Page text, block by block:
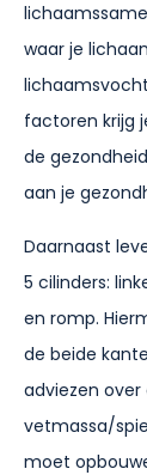
waar je
factoren krijg
de
aan je
Daarnaast
5 cilinders:
en romp.
de beide
adviezen over
vetmassa/
moet